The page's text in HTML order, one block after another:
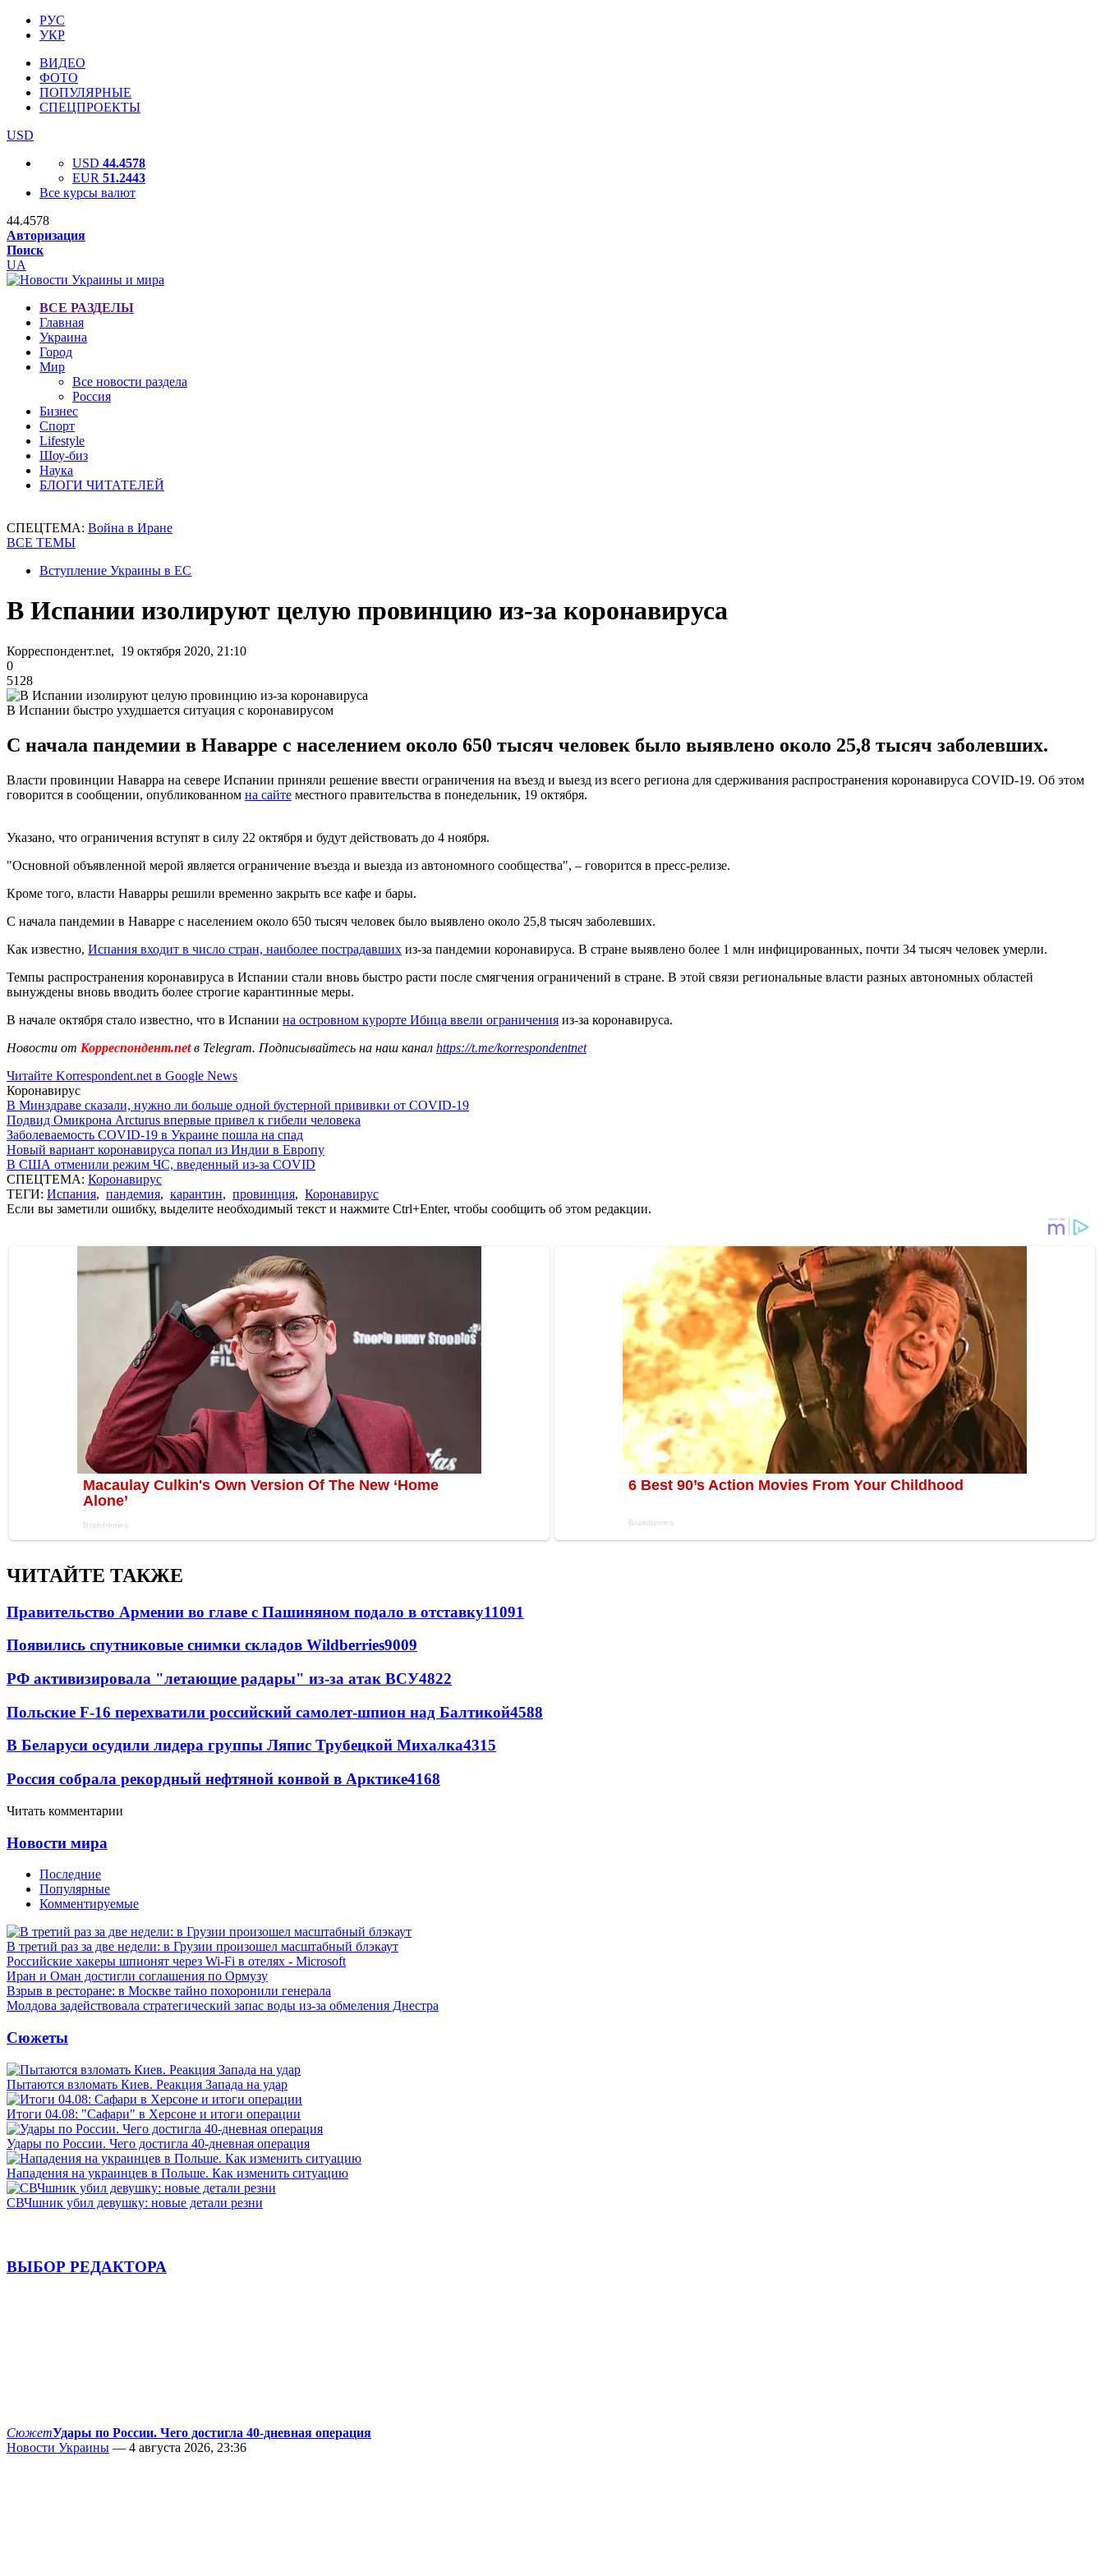
РУС
УКР
ВИДЕО
ФОТО
ПОПУЛЯРНЫЕ
СПЕЦПРОЕКТЫ
USD
USD 44.4578
EUR 51.2443
Все курсы валют
44.4578
Авторизация
Поиск
UA
ВСЕ РАЗДЕЛЫ
Главная
Украина
Город
Мир
Все новости раздела
Россия
Бизнес
Спорт
Lifestyle
Шоу-биз
Наука
БЛОГИ ЧИТАТЕЛЕЙ
СПЕЦТЕМА: Война в Иране
ВСЕ ТЕМЫ
Вступление Украины в ЕС
В Испании изолируют целую провинцию из-за коронавируса
Корреспондент.net, 19 октября 2020, 21:10
0
5128
В Испании быстро ухудшается ситуация с коронавирусом
С начала пандемии в Наварре с населением около 650 тысяч человек было выявлено около 25,8 тысяч заболевших.
Власти провинции Наварра на севере Испании приняли решение ввести ограничения на въезд и выезд из всего региона для сдерживания распространения коронавируса COVID-19. Об этом
говорится в сообщении, опубликованном на сайте местного правительства в понедельник, 19 октября.
Указано, что ограничения вступят в силу 22 октября и будут действовать до 4 ноября.
"Основной объявленной мерой является ограничение въезда и выезда из автономного сообщества", – говорится в пресс-релизе.
Кроме того, власти Наварры решили временно закрыть все кафе и бары.
С начала пандемии в Наварре с населением около 650 тысяч человек было выявлено около 25,8 тысяч заболевших.
Как известно, Испания входит в число стран, наиболее пострадавших из-за пандемии коронавируса. В стране выявлено более 1 млн инфицированных, почти 34 тысяч человек умерли.
Темпы распространения коронавируса в Испании стали вновь быстро расти после смягчения ограничений в стране. В этой связи региональные власти разных автономных областей
вынуждены вновь вводить более строгие карантинные меры.
В начале октября стало известно, что в Испании на островном курорте Ибица ввели ограничения из-за коронавируса.
Новости от Корреспондент.netв Telegram. Подписывайтесь на наш канал https://t.me/korrespondentnet
Читайте Korrespondent.net в Google News
Коронавирус
В Минздраве сказали, нужно ли больше одной бустерной прививки от COVID-19
Подвид Омикрона Arcturus впервые привел к гибели человека
Заболеваемость COVID-19 в Украине пошла на спад
Новый вариант коронавируса попал из Индии в Европу
В США отменили режим ЧС, введенный из-за COVID
СПЕЦТЕМА: Коронавирус
ТЕГИ: Испания, пандемия, карантин, провинция, Коронавирус
Если вы заметили ошибку, выделите необходимый текст и нажмите Ctrl+Enter, чтобы сообщить об этом редакции.
ЧИТАЙТЕ ТАКЖЕ
Правительство Армении во главе с Пашиняном подало в отставку11091
Появились спутниковые снимки складов Wildberries9009
РФ активизировала "летающие радары" из-за атак ВСУ4822
Польские F-16 перехватили российский самолет-шпион над Балтикой4588
В Беларуси осудили лидера группы Ляпис Трубецкой Михалка4315
Россия собрала рекордный нефтяной конвой в Арктике4168
Читать комментарии
Новости мира
Последние
Популярные
Комментируемые
В третий раз за две недели: в Грузии произошел масштабный блэкаут
Российские хакеры шпионят через Wi-Fi в отелях - Microsoft
Иран и Оман достигли соглашения по Ормузу
Взрыв в ресторане: в Москве тайно похоронили генерала
Молдова задействовала стратегический запас воды из-за обмеления Днестра
Сюжеты
Пытаются взломать Киев. Реакция Запада на удар
Итоги 04.08: "Сафари" в Херсоне и итоги операции
Удары по России. Чего достигла 40-дневная операция
Нападения на украинцев в Польше. Как изменить ситуацию
СВЧшник убил девушку: новые детали резни
ВЫБОР РЕДАКТОРА
СюжетУдары по России. Чего достигла 40-дневная операция
Новости Украины — 4 августа 2026, 23:36